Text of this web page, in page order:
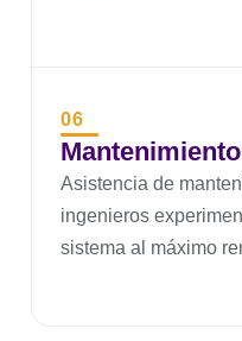
06
Mantenimiento
Asistencia de
ingenieros
sistema al máximo